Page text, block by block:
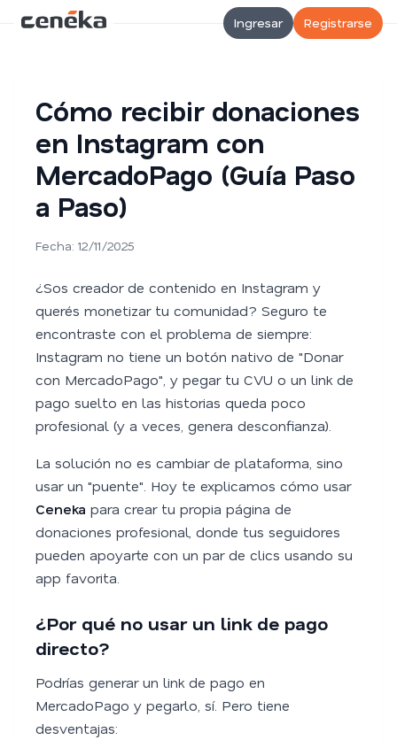
Ingresar Registrarse
Cómo recibir donaciones
en Instagram con
MercadoPago (Guía Paso
a Paso)
Fecha: 12/11/2025
¿Sos creador de contenido en Instagram y
querés monetizar tu comunidad? Seguro te
encontraste con el problema de siempre:
Instagram no tiene un botón nativo de "Donar
con MercadoPago", y pegar tu CVU o un link de
pago suelto en las historias queda poco
profesional (y a veces, genera desconfianza).
La solución no es cambiar de plataforma, sino
usar un "puente". Hoy te explicamos cómo usar
Ceneka para crear tu propia página de
donaciones profesional, donde tus seguidores
pueden apoyarte con un par de clics usando su
app favorita.
¿Por qué no usar un link de pago
directo?
Podrías generar un link de pago en
MercadoPago y pegarlo, sí. Pero tiene
desventajas: